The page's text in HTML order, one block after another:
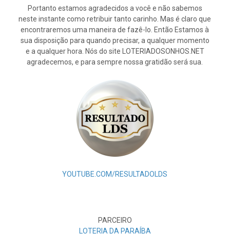
Portanto estamos agradecidos a você e não sabemos
neste instante como retribuir tanto carinho. Mas é claro que
encontraremos uma maneira de fazê-lo. Então Estamos à
sua disposição para quando precisar, a qualquer momento
e a qualquer hora. Nós do site LOTERIADOSONHOS.NET
agradecemos, e para sempre nossa gratidão será sua.
YOUTUBE.COM/RESULTADOLDS
PARCEIRO
LOTERIA DA PARAÍBA